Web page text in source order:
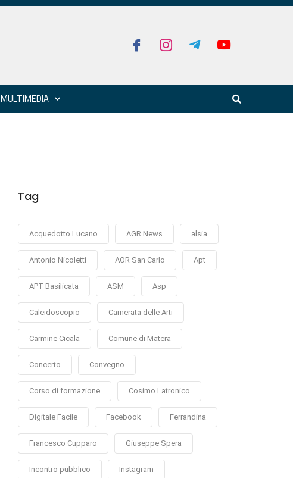
MULTIMEDIA
Tag
Acquedotto Lucano AGR News alsia
Antonio Nicoletti AOR San Carlo Apt
APT Basilicata ASM Asp
Caleidoscopio Camerata delle Arti
Carmine Cicala Comune di Matera
Concerto Convegno
Corso di formazione Cosimo Latronico
Digitale Facile Facebook Ferrandina
Francesco Cupparo Giuseppe Spera
Incontro pubblico Instagram